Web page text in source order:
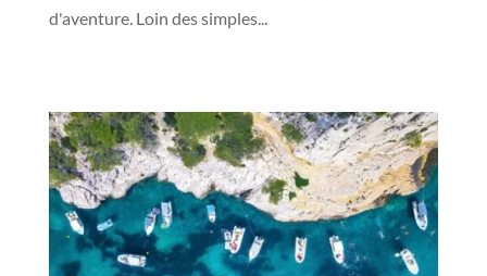
d'aventure. Loin des simples...